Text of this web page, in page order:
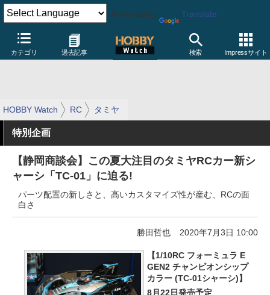
Powered by Translate
カテゴリ 過去記事 検索 Impressサイト
HOBBY Watch RC タミヤ
特別企画
【静岡商談会】この夏大注目のタミヤRCカー新シ
ャーシ「TC-01」に迫る!
パーツ配置の新しさと、高いカスタマイズ性が産む、RCの面
白さ
勝田哲也 2020年7月3日 10:00
【1/10RC フォーミュラ E
GEN2 チャンピオンシップ
カラー (TC-01シャーシ)】
8月22日発売予定